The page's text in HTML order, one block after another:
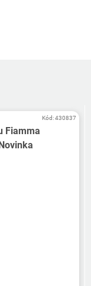
Fiamma
Kód:430837